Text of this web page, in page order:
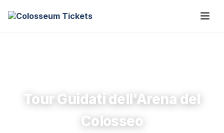
Tour Guidati dell'Arena del
Colosseo